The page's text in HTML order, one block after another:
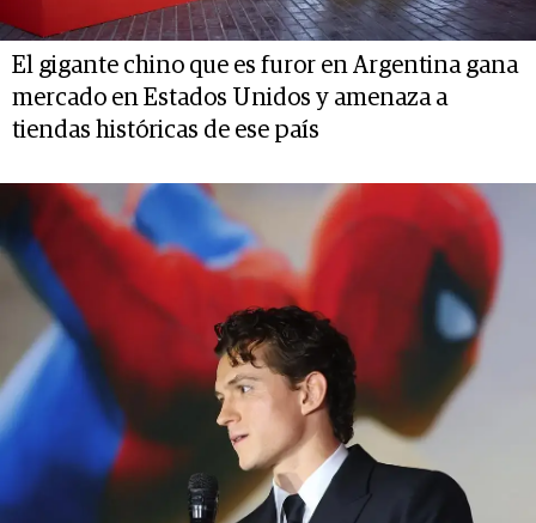
El gigante chino que es furor en Argentina gana
mercado en Estados Unidos y amenaza a
tiendas históricas de ese país